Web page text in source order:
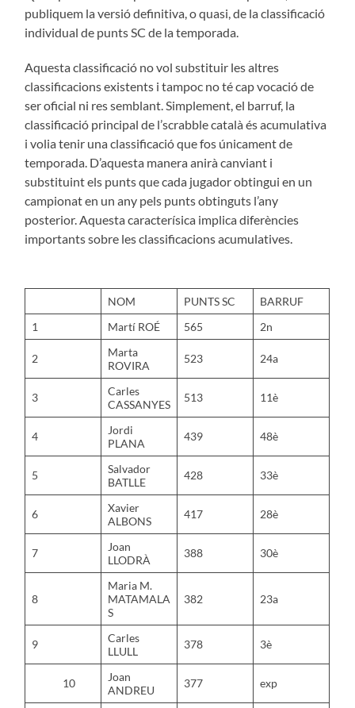
publiquem la versió definitiva, o quasi, de la classificació
individual de punts SC de la temporada.
Aquesta classificació no vol substituir les altres
classificacions existents i tampoc no té cap vocació de
ser oficial ni res semblant. Simplement, el barruf, la
classificació principal de l’scrabble català és acumulativa
i volia tenir una classificació que fos únicament de
temporada. D’aquesta manera anirà canviant i
substituint els punts que cada jugador obtingui en un
campionat en un any pels punts obtinguts l’any
posterior. Aquesta caracterísica implica diferències
importants sobre les classificacions acumulatives.
NOM PUNTS SC
BARRUF
1
Martí ROÉ 565 2n
2
Marta
ROVIRA
523 24a
3
Carles
CASSANYES
513 11è
4
Jordi
PLANA
439 48è
5
Salvador
BATLLE
428 33è
6
Xavier
ALBONS
417 28è
7
Joan
LLODRÀ
388 30è
8
Maria M.
MATAMALA
S
382 23a
9
Carles
LLULL
378 3è
10
Joan
ANDREU
377 exp